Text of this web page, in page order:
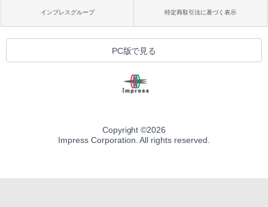
インプレスグループ 特定商取引法に基づく表示
PC版で見る
Copyright ©2026
Impress Corporation. All rights reserved.